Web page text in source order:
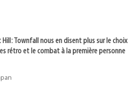
Townfall nous en disent plus sur le choix
rétro et le combat à la première personne